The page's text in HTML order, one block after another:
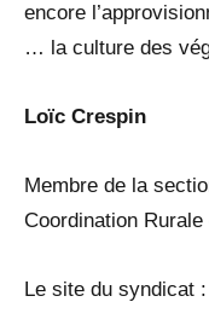
encore
… la culture des
Loïc Crespin
Membre de la
Coordination
Le site du syndicat :